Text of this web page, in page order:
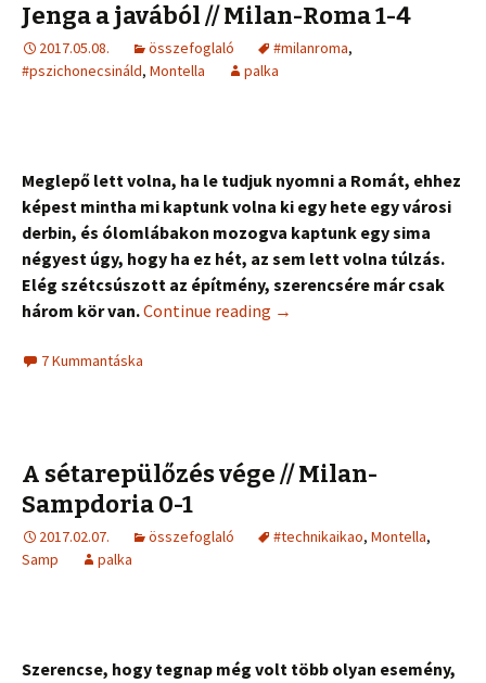
Jenga a javából // Milan-Roma 1-4
2017.05.08. összefoglaló #milanroma,
#pszichonecsináld, Montella palka
Meglepő lett volna, ha le tudjuk nyomni a Romát, ehhez
képest mintha mi kaptunk volna ki egy hete egy városi
derbin, és ólomlábakon mozogva kaptunk egy sima
négyest úgy, hogy ha ez hét, az sem lett volna túlzás.
Elég szétcsúszott az építmény, szerencsére már csak
három kör van.Continue reading →
7 Kummantáska
A sétarepülőzés vége // Milan-
Sampdoria 0-1
2017.02.07. összefoglaló #technikaikao, Montella,
Samp
palka
Szerencse, hogy tegnap még volt több olyan esemény,